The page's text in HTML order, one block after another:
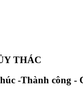
THÁC
-Thành công -